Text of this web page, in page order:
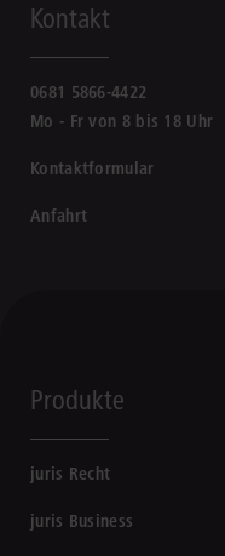
Kontakt
0681 5866-4422
Mo - Fr von 8 bis 18 Uhr
Kontaktformular
Anfahrt
Produkte
juris Recht
juris Business